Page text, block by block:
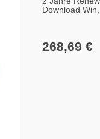
Download
268,69 €